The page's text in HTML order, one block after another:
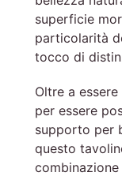
superficie
particolarità
tocco di
Oltre a
per essere
supporto per
questo